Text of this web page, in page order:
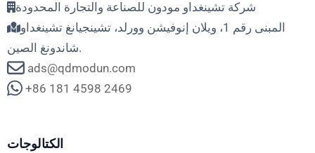
شركة تشينغداو مودون للصناعة والتجارة المحدودة
المبنى رقم 1، ويلان إنوفيشن وورلد، تشينجيانغ تشينغداو
شاندونغ الصين.
ads@qdmodun.com
+86 181 4598 2469
الكتالوجات